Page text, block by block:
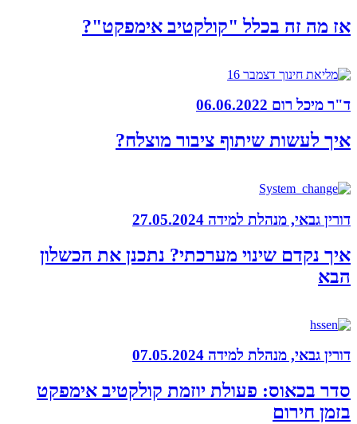
אז מה זה בכלל "קולקטיב אימפקט"?
ד"ר מיכל רום 06.06.2022
איך לעשות שיתוף ציבור מוצלח?
דורין גבאי, מנהלת למידה 27.05.2024
איך נקדם שינוי מערכתי? נתכנן את הכשלון
הבא
דורין גבאי, מנהלת למידה 07.05.2024
סדר בכאוס: פעולת יוזמת קולקטיב אימפקט
בזמן חירום